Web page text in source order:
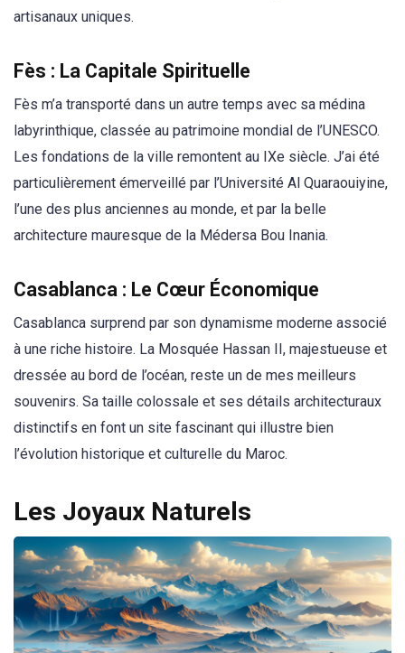
artisanaux uniques.
Fès : La Capitale Spirituelle
Fès m’a transporté dans un autre temps avec sa médina
labyrinthique, classée au patrimoine mondial de l’UNESCO.
Les fondations de la ville remontent au IXe siècle. J’ai été
particulièrement émerveillé par l’Université Al Quaraouiyine,
l’une des plus anciennes au monde, et par la belle
architecture mauresque de la Médersa Bou Inania.
Casablanca : Le Cœur Économique
Casablanca surprend par son dynamisme moderne associé
à une riche histoire. La Mosquée Hassan II, majestueuse et
dressée au bord de l’océan, reste un de mes meilleurs
souvenirs. Sa taille colossale et ses détails architecturaux
distinctifs en font un site fascinant qui illustre bien
l’évolution historique et culturelle du Maroc.
Les Joyaux Naturels